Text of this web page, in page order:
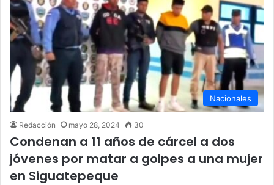
Nacionales
Redacción mayo 28, 2024 30
Condenan a 11 años de cárcel a dos
jóvenes por matar a golpes a una mujer
en Siguatepeque